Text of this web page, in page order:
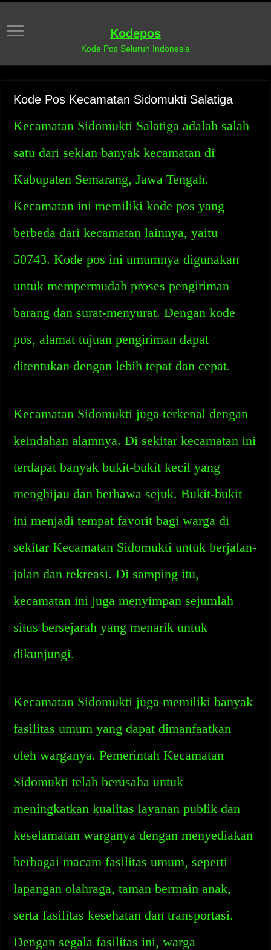
Kodepos
Kode Pos Seluruh Indonesia
Kode Pos Kecamatan Sidomukti Salatiga
Kecamatan Sidomukti Salatiga adalah salah
satu dari sekian banyak kecamatan di
Kabupaten Semarang, Jawa Tengah.
Kecamatan ini memiliki kode pos yang
berbeda dari kecamatan lainnya, yaitu
50743. Kode pos ini umumnya digunakan
untuk mempermudah proses pengiriman
barang dan surat-menyurat. Dengan kode
pos, alamat tujuan pengiriman dapat
ditentukan dengan lebih tepat dan cepat.
Kecamatan Sidomukti juga terkenal dengan
keindahan alamnya. Di sekitar kecamatan ini
terdapat banyak bukit-bukit kecil yang
menghijau dan berhawa sejuk. Bukit-bukit
ini menjadi tempat favorit bagi warga di
sekitar Kecamatan Sidomukti untuk berjalan-
jalan dan rekreasi. Di samping itu,
kecamatan ini juga menyimpan sejumlah
situs bersejarah yang menarik untuk
dikunjungi.
Kecamatan Sidomukti juga memiliki banyak
fasilitas umum yang dapat dimanfaatkan
oleh warganya. Pemerintah Kecamatan
Sidomukti telah berusaha untuk
meningkatkan kualitas layanan publik dan
keselamatan warganya dengan menyediakan
berbagai macam fasilitas umum, seperti
lapangan olahraga, taman bermain anak,
serta fasilitas kesehatan dan transportasi.
Dengan segala fasilitas ini, warga